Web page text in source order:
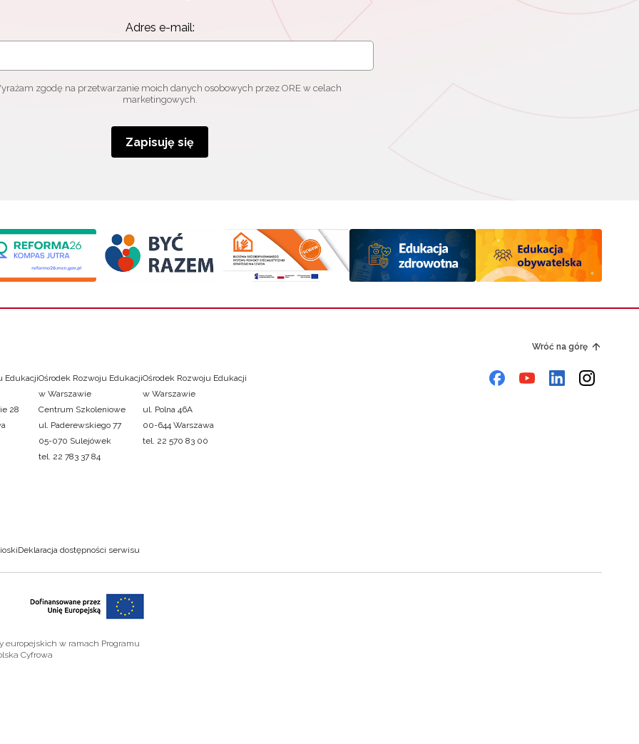
Adres e-mail:
zgodę na przetwarzanie moich danych osobowych przez ORE w celach
marketingowych.
Zapisuję się
Wróć na górę
Edukacji
28
Ośrodek Rozwoju Edukacji
w Warszawie
Centrum Szkoleniowe
ul. Paderewskiego 77
05-070 Sulejówek
tel. 22 783 37 84
Ośrodek Rozwoju Edukacji
w Warszawie
ul. Polna 46A
00-644 Warszawa
tel. 22 570 83 00
Deklaracja dostępności serwisu
europejskich w ramach Programu
Cyfrowa